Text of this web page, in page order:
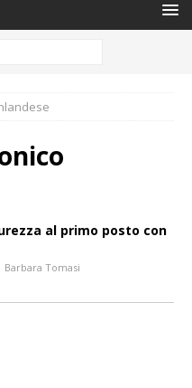
al primo posto con
Barbara Tomasi